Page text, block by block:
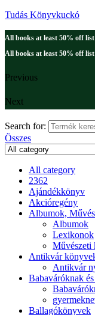
Tudás Könyvkuckó
All books at least 50% off
All books at least 50% off
Previous
Next
Search for:
Összes
All category
2362
Ajándékkönyv
Akcióregény
Albumok,
Albumok
Lexikonok
Művészeti
Antikvár
Antikvár
Babaváróknak
Ballagókönyvek